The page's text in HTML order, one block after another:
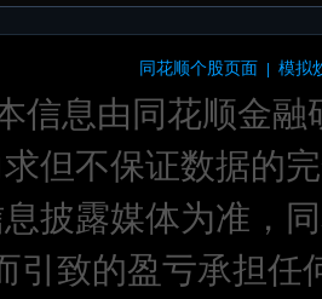
同花顺个股页面 | 模拟
信息由同花顺金
但不保证数据的
息披露媒体为准，
引致的盈亏承担任